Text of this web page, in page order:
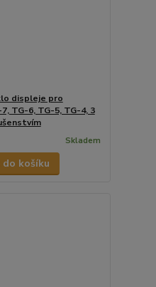
displeje pro
TG-6, TG-5, TG-4, 3
Skladem
košíku